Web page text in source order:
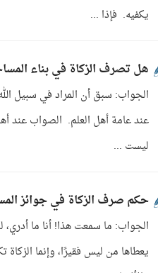
يكفيه. فإذا ...
هل تصرف الزكاة في بناء
الجواب: سبق أن المراد في سبيل
عند عامة أهل العلم. الصواب عند
ليست ...
حكم صرف الزكاة في جوائز
الجواب: ما سمعت هذا! أنا ما أدري،
يعطاها من ليس فقيرًا، وإنما